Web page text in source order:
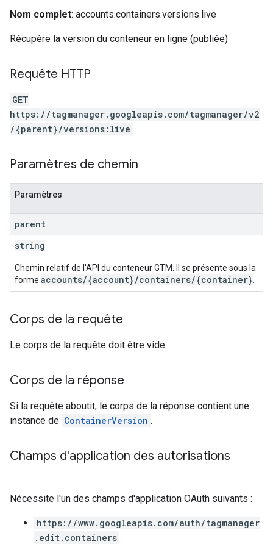
Nom complet: accounts.containers.versions.live
Récupère la version du conteneur en ligne (publiée)
Requête HTTP
GET
https://tagmanager.googleapis.com/tagmanager/v2
/{parent}/versions:live
Paramètres de chemin
Paramètres
parent
string
Chemin relatif de l'API du conteneur GTM. Il se présente sous la
forme accounts/{account}/containers/{container}
Corps de la requête
Le corps de la requête doit être vide.
Corps de la réponse
Si la requête aboutit, le corps de la réponse contient une
instance de ContainerVersion .
Champs d'application des autorisations
Nécessite l'un des champs d'application OAuth suivants :
https://www.googleapis.com/auth/tagmanager
.edit.containers